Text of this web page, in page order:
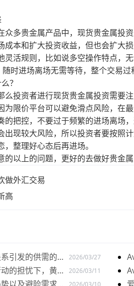
多贵金属产品中，现货贵金属投
本和扩大投资收益，但也会扩大
活规则，比如说多空操作特点，
时进场离场无需等待，整个交易过
？
投资者进行现货贵金属投资需要
限价平台可以避免滑点风险，在
把控，不要过于频繁的进场离场
出现较大风险，所以投资者要按照
整理好心态后再进场。
以上的问题，更好的去做好贵金属
做外汇交易
高
引发的供需的变
涨
2026/03/27
的担忧下，黄金
2026/03/11
2026/03/10